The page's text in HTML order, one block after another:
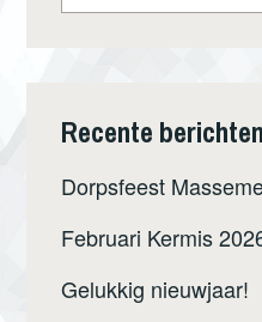
Recente berichten
Dorpsfeest
Februari Kermis
Gelukkig nieuwjaar!